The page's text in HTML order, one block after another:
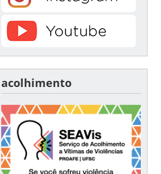
acolhimento